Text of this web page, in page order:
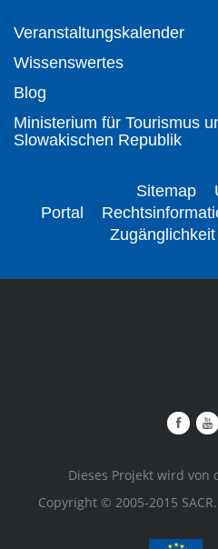
Veranstaltungskalender
Wissenswertes
Blog
Ministerium für Tourismus
Slowakischen Republik
Sitemap
Portal
Zugänglichkeit
Dieses Projekt wird von
Copyright © 2005-2015